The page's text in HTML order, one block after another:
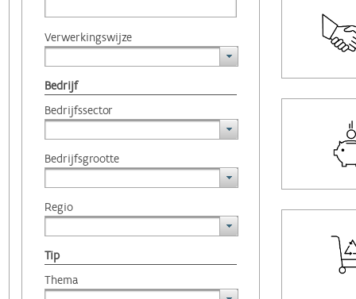
Verwerkingswijze
Bedrijf
Bedrijfssector
Bedrijfsgrootte
Regio
Tip
Thema